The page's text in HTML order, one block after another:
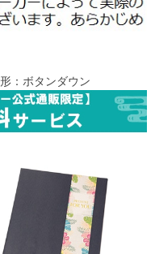
：ボタンダウン